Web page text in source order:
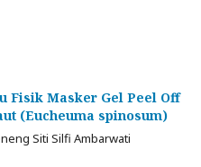
Fisik Masker Gel Peel Off
(Eucheuma spinosum)
Siti Silfi Ambarwati